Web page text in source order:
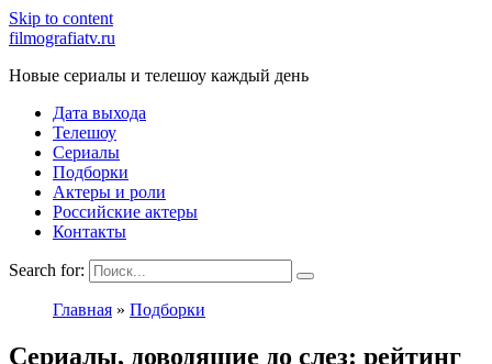
Skip to content
filmografiatv.ru
Новые сериалы и телешоу каждый день
Дата выхода
Телешоу
Сериалы
Подборки
Актеры и роли
Российские актеры
Контакты
Search for:
Главная » Подборки
Сериалы, доводящие до слез: рейтинг